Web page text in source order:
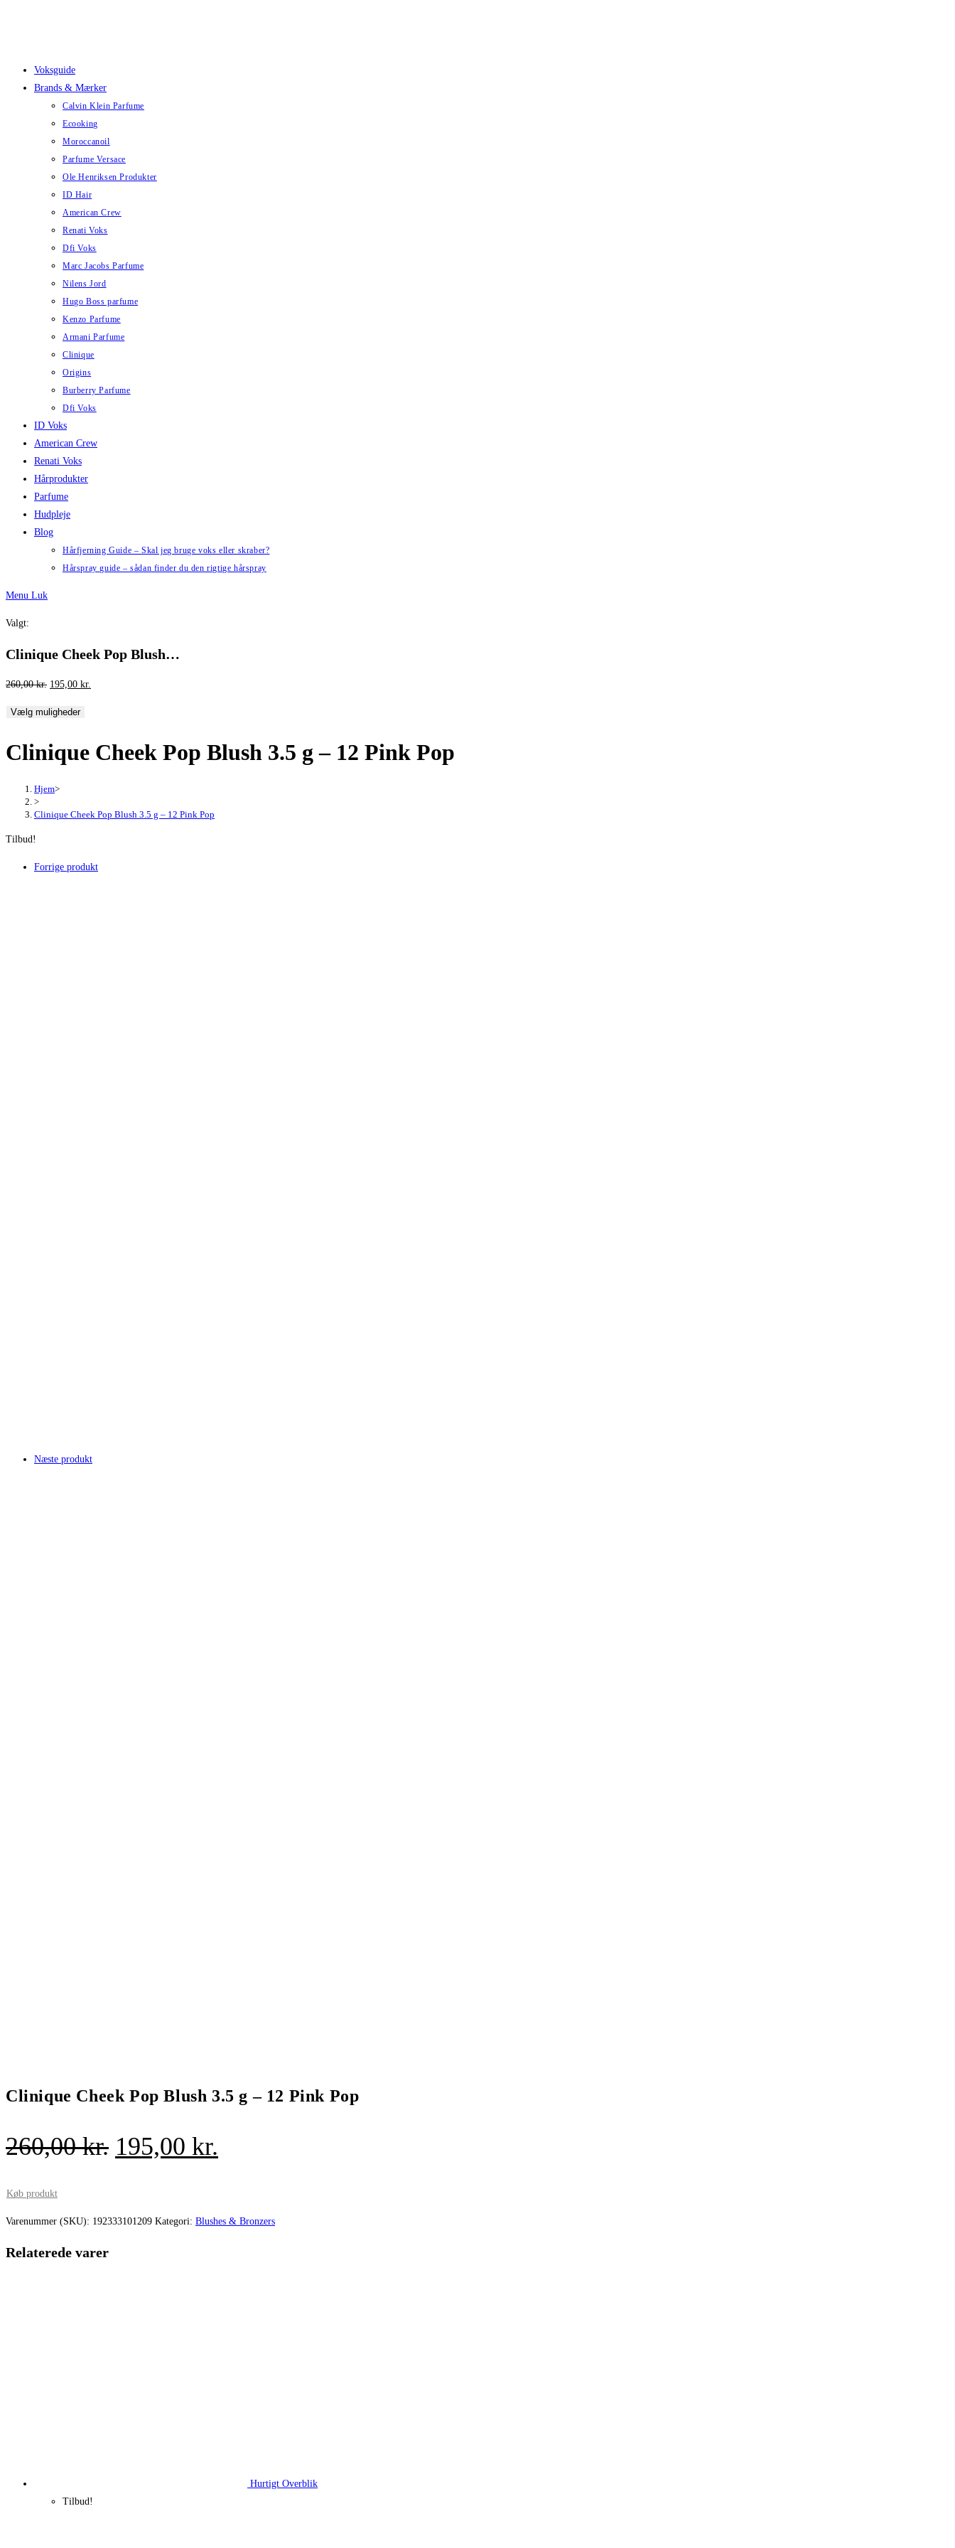
Voksguide
Brands & Mærker
Calvin Klein Parfume
Ecooking
Moroccanoil
Parfume Versace
Ole Henriksen Produkter
ID Hair
American Crew
Renati Voks
Dfi Voks
Marc Jacobs Parfume
Nilens Jord
Hugo Boss parfume
Kenzo Parfume
Armani Parfume
Clinique
Origins
Burberry Parfume
Dfi Voks
ID Voks
American Crew
Renati Voks
Hårprodukter
Parfume
Hudpleje
Blog
Hårfjerning Guide – Skal jeg bruge voks eller skraber?
Hårspray guide – sådan finder du den rigtige hårspray
Menu Luk
Valgt:
Clinique Cheek Pop Blush…
260,00kr. Den
pris
260,00 kr..
195,00 kr.
195,00 kr..
Vælg muligheder
Clinique Cheek Pop Blush 3.5 g – 12 Pink Pop
Hjem>
>
Clinique Cheek Pop Blush 3.5 g – 12 Pink Pop
Tilbud!
Forrige produkt
Næste produkt
Clinique Cheek Pop Blush 3.5 g – 12 Pink Pop
260,00kr. Den
var:
195,00 kr.
er:
Køb produkt
Varenummer (SKU): 192333101209 Kategori: Blushes & Bronzers
Relaterede varer
Hurtigt Overblik
Tilbud!